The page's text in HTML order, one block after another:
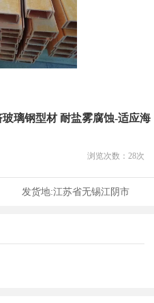
璃钢型材 耐盐雾腐蚀-适应海
浏览次数： 28次
发货地:江苏省无锡江阴市